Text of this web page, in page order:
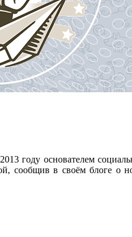
году основателем
сообщив в своём блоге о